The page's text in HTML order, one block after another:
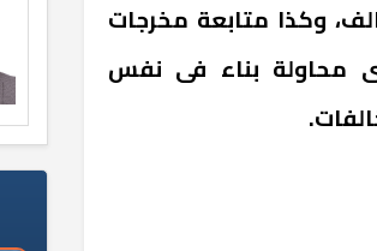
وكذا متابعة مخرجات
محاولة بناء فى نفس